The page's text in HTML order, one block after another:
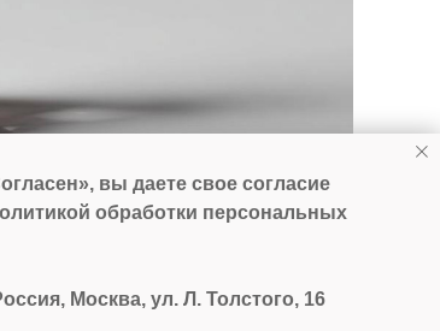
вы даете свое согласие
обработки персональных
Москва, ул. Л. Толстого, 16